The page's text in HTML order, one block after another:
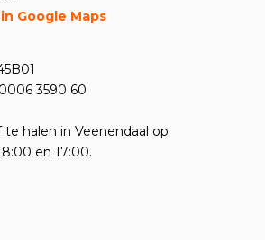
Google Maps
3590 60
halen in Veenendaal op
en 17:00.